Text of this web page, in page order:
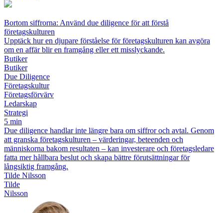
Bortom siffrorna: Använd due diligence för att förstå
företagskulturen
Upptäck hur en djupare förståelse för företagskulturen kan avgöra
om en affär blir en framgång eller ett misslyckande.
Butiker
Butiker
Due Diligence
Företagskultur
Företagsförvärv
Ledarskap
Strategi
5 min
Due diligence handlar inte längre bara om siffror och avtal. Genom
att granska företagskulturen – värderingar, beteenden och
människorna bakom resultaten – kan investerare och företagsledare
fatta mer hållbara beslut och skapa bättre förutsättningar för
långsiktig framgång.
Tilde Nilsson
Tilde
Nilsson